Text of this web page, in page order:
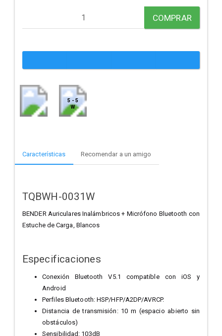
COMPRAR
5 - 5
W
Características Recomendar a un amigo
TQBWH-0031W
BENDER Auriculares Inalámbricos + Micrófono Bluetooth con
Estuche de Carga, Blancos
Especificaciones
Conexión Bluetooth V5.1 compatible con iOS y
Android
Perfiles Bluetooth: HSP/HFP/A2DP/AVRCP.
Distancia de transmisión: 10 m (espacio abierto sin
obstáculos)
Sensibilidad: 103dB